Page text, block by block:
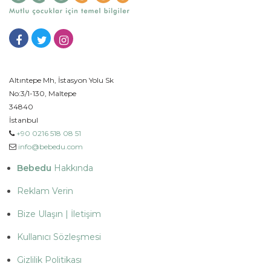
Altıntepe Mh, İstasyon Yolu Sk
No:3/1-130, Maltepe
34840
İstanbul
+90 0216 518 08 51
info@bebedu.com
Bebedu Hakkında
Reklam Verin
Bize Ulaşın | İletişim
Kullanıcı Sözleşmesi
Gizlilik Politikası